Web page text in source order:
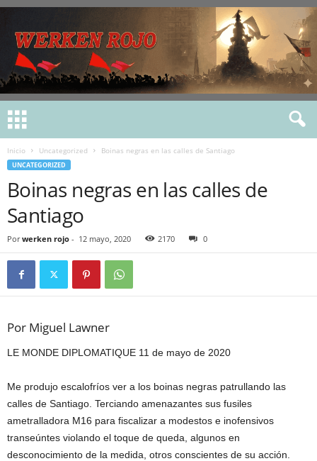
Inicio Uncategorized Boinas negras en las calles de Santiago
UNCATEGORIZED
Boinas negras en las calles de
Santiago
Por werken rojo - 12 mayo, 2020 2170 0
Por Miguel Lawner
LE MONDE DIPLOMATIQUE 11 de mayo de 2020
Me produjo escalofríos ver a los boinas negras patrullando las
calles de Santiago. Terciando amenazantes sus fusiles
ametralladora M16 para fiscalizar a modestos e inofensivos
transeúntes violando el toque de queda, algunos en
desconocimiento de la medida, otros conscientes de su acción.